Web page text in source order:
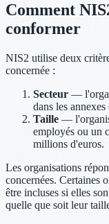
Comment
conformer
NIS2 utilise deux
concernée :
Secteur —
dans les
Taille —
employés ou un
millions d'euros.
Les organisations
concernées. Certaines
être incluses si elles
quelle que soit leur